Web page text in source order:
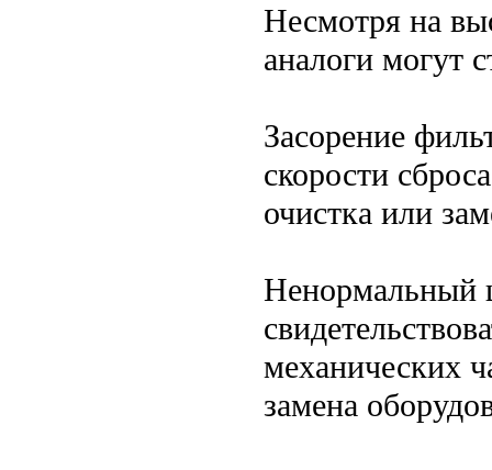
Несмотря на
аналоги могут
Засорение
скорости
очистка или
Ненормальный
механических
замена